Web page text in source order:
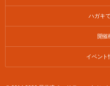
ハガキ
開催
イベント